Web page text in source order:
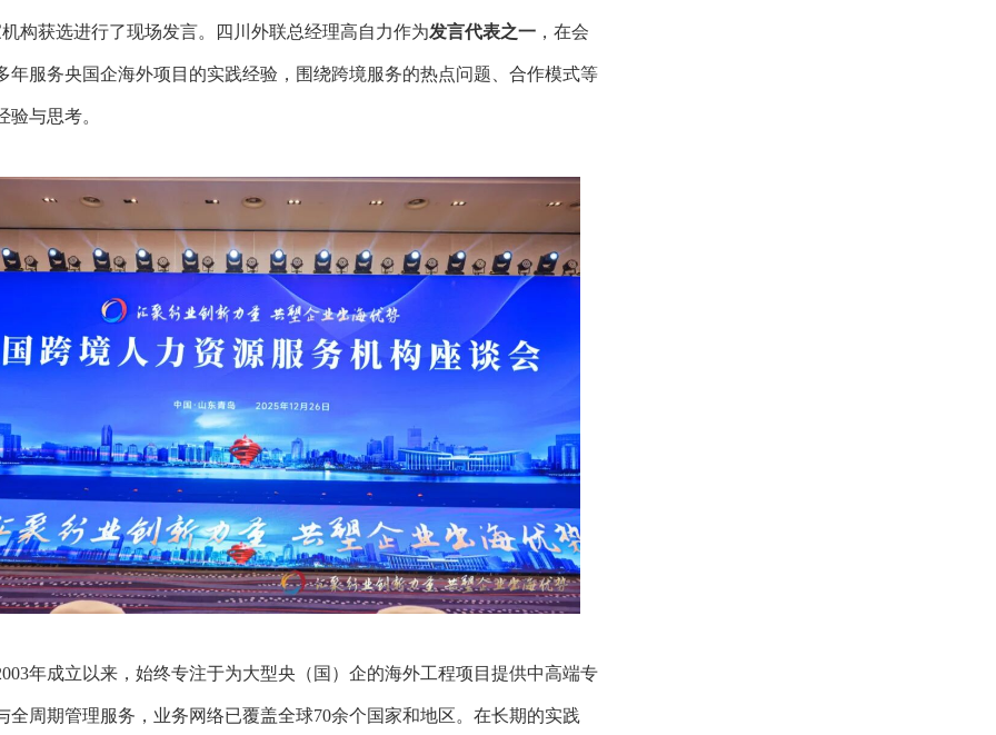
构获选进行了现场发言。四川外联总经理高自力作为发言代表之一 ，在会
年服务央国企海外项目的实践经验，围绕跨境服务的热点问题、合作模式等
验与思考。
年成立以来，始终专注于为大型央（国）企的海外工程项目提供中高端专
全周期管理服务，业务网络已覆盖全球70余个国家和地区。在长期的实践